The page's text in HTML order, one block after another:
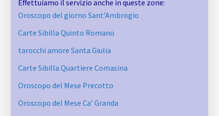
Effettuiamo il servizio anche in queste zone:
Oroscopo del giorno Sant’Ambrogio
Carte Sibilla Quinto Romano
tarocchi amore Santa Giulia
Carte Sibilla Quartiere Comasina
Oroscopo del Mese Precotto
Oroscopo del Mese Ca’ Granda